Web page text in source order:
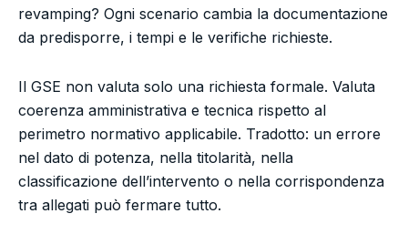
revamping? Ogni scenario cambia la documentazione
da predisporre, i tempi e le verifiche richieste.
Il GSE non valuta solo una richiesta formale. Valuta
coerenza amministrativa e tecnica rispetto al
perimetro normativo applicabile. Tradotto: un errore
nel dato di potenza, nella titolarità, nella
classificazione dell’intervento o nella corrispondenza
tra allegati può fermare tutto.